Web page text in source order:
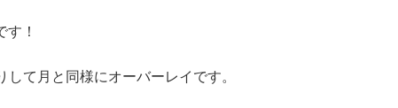
！
て月と同様にオーバーレイです。